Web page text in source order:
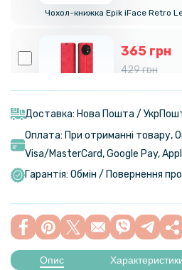
Чохол-книжка Epik iFace Retro
365 грн
429 грн
Чохол - книжка Epik iFace Retro Leather
249 грн
299 грн
Чохол книжка дзеркало Clear
129 грн
199 грн
Чохол - накладка Polished
Доставка: Нова Пошта /
Оплата: При отриманні товару,
Visa/MasterСard, Google Pay,
Гарантія: Обмін / Повернення
Опис